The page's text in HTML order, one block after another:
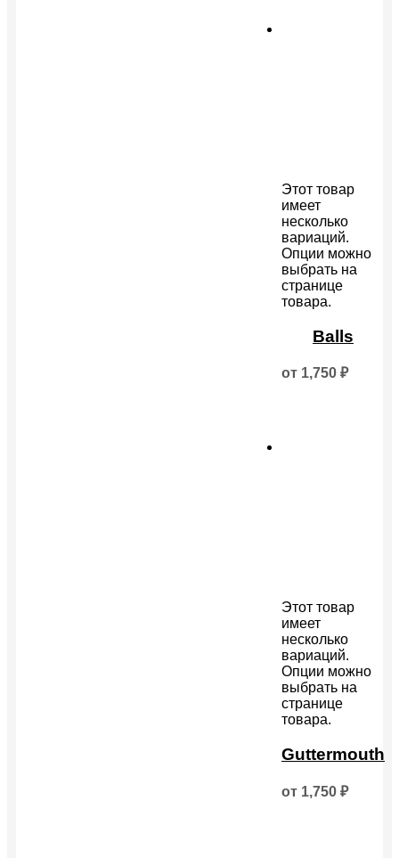
Этот товар
имеет
несколько
вариаций.
Опции можно
выбрать на
странице
товара.
Balls
от 1,750 ₽
Этот товар
имеет
несколько
вариаций.
Опции можно
выбрать на
странице
товара.
Guttermouth
от 1,750 ₽